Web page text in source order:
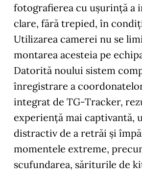
fotografierea cu uşurinţă a
clare, fără trepied, în
Utilizarea camerei nu se
montarea acesteia pe
Datorită noului sistem
înregistrare a
integrat de TG-Tracker,
experienţă mai captivantă,
distractiv de a retrăi şi
momentele extreme,
scufundarea, săriturile de